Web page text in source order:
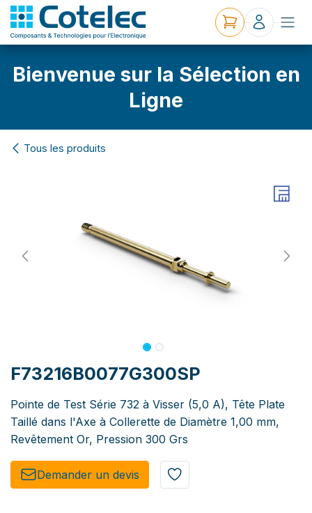
Bienvenue sur la Sélection en
Ligne
Tous les produits
F73216B0077G300SP
Pointe de Test Série 732 à Visser (5,0 A), Tête Plate
Taillé dans l'Axe à Collerette de Diamètre 1,00 mm,
Revêtement Or, Pression 300 Grs
Demander un de​​vis​​